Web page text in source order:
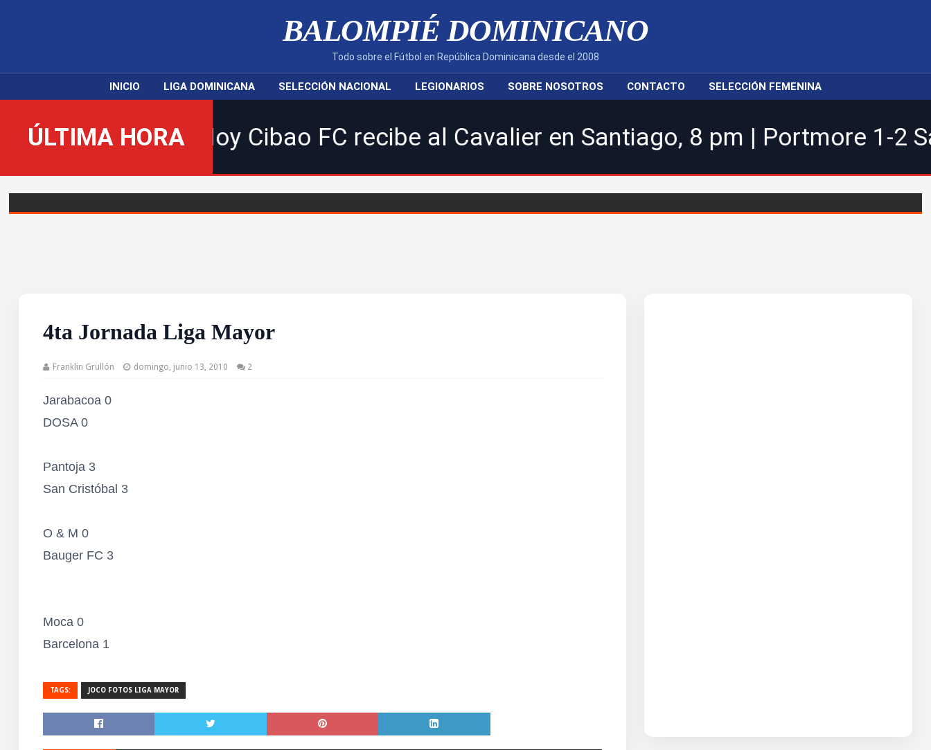
BALOMPIÉ DOMINICANO
Todo sobre el Fútbol en República Dominicana desde el 2008
INICIO LIGA DOMINICANA SELECCIÓN NACIONAL LEGIONARIOS SOBRE NOSOTROS CONTACTO SELECCIÓN FEMENINA
ÚLTIMA HORA
| Hoy Cibao FC recibe al Cavalier en Santiago, 8 pm | Portmore 1-2
4ta Jornada Liga Mayor
Franklin Grullón domingo, junio 13, 2010 2
Jarabacoa 0
DOSA 0
Pantoja 3
San Cristóbal 3
O & M 0
Bauger FC 3
Moca 0
Barcelona 1
TAGS: JOCO FOTOS LIGA MAYOR